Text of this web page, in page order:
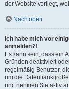
der Website vorliegt,
Nach oben
Ich habe mich vor
anmelden?!
Es kann sein, dass ein
Gründen deaktiviert
regelmäßig Benutzer,
um die
und nehmen Sie aktiv